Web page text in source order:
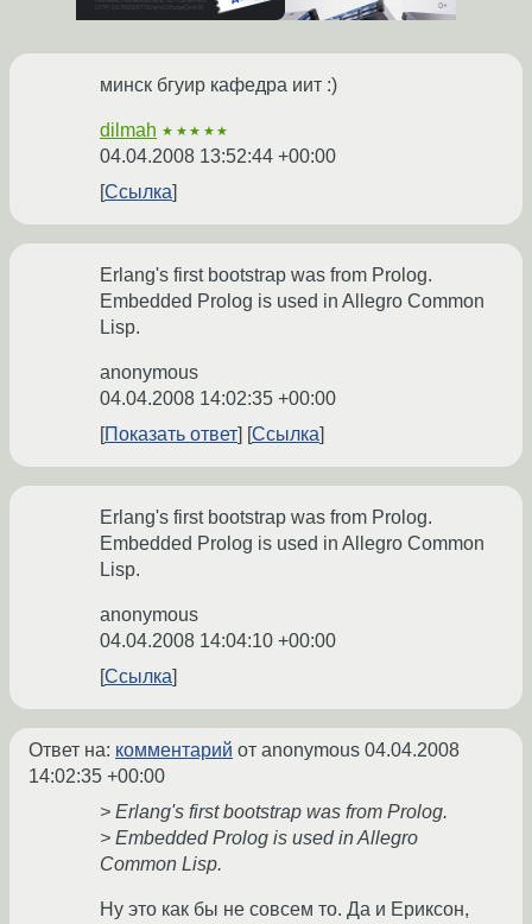
минск бгуир кафедра иит :)
dilmah ★★★★★
04.04.2008 13:52:44 +00:00
Ссылка
Erlang's first bootstrap was from Prolog.
Embedded Prolog is used in Allegro Common
Lisp.
anonymous
04.04.2008 14:02:35 +00:00
Показать ответ
Ссылка
Erlang's first bootstrap was from Prolog.
Embedded Prolog is used in Allegro Common
Lisp.
anonymous
04.04.2008 14:04:10 +00:00
Ссылка
Ответ на: комментарий от anonymous 04.04.2008
14:02:35 +00:00
> Erlang's first bootstrap was from Prolog.
> Embedded Prolog is used in Allegro
Common Lisp.
Ну это как бы не совсем то. Да и Ериксон,